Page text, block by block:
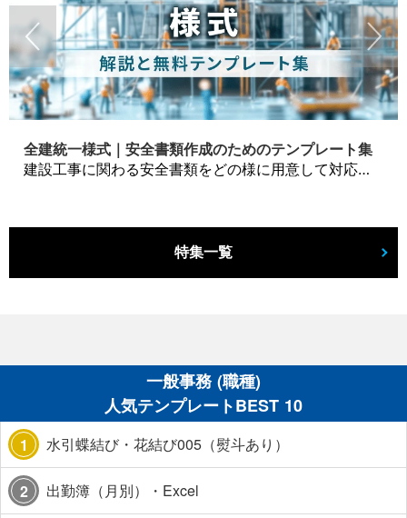
全建統一様式｜安全書類作成のためのテンプレート集
建設工事に関わる安全書類をどの様に用意して対応するか？関連書式テンプレートから書き方の注意点などの役立つコラムをbizoceanがお届けします。
特集一覧
一般事務 (職種)
人気テンプレートBEST 10
1 水引蝶結び・花結び005（熨斗あり）
2 出勤簿（月別）・Excel